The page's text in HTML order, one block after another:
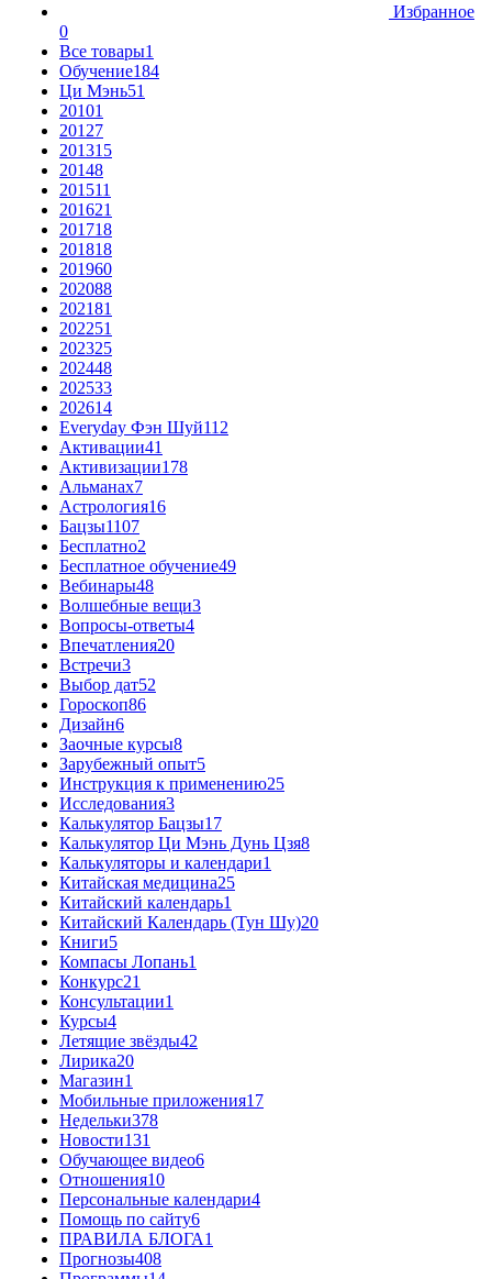
Избранное
0
Все товары1
Обучение184
Ци Мэнь51
20101
20127
201315
20148
201511
201621
201718
201818
201960
202088
202181
202251
202325
202448
202533
202614
Everyday Фэн Шуй112
Активации41
Активизации178
Альманах7
Астрология16
Бацзы1107
Бесплатно2
Бесплатное обучение49
Вебинары48
Волшебные вещи3
Вопросы-ответы4
Впечатления20
Встречи3
Выбор дат52
Гороскоп86
Дизайн6
Заочные курсы8
Зарубежный опыт5
Инструкция к применению25
Исследования3
Калькулятор Бацзы17
Калькулятор Ци Мэнь Дунь Цзя8
Калькуляторы и календари1
Китайская медицина25
Китайский календарь1
Китайский Календарь (Тун Шу)20
Книги5
Компасы Лопань1
Конкурс21
Консультации1
Курсы4
Летящие звёзды42
Лирика20
Магазин1
Мобильные приложения17
Недельки378
Новости131
Обучающее видео6
Отношения10
Персональные календари4
Помощь по сайту6
ПРАВИЛА БЛОГА1
Прогнозы408